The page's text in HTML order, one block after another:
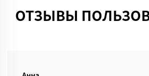
ОТЗЫВЫ